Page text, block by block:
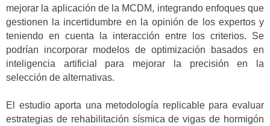
mejorar la aplicación de la MCDM, integrando enfoques que
gestionen la incertidumbre en la opinión de los expertos y
teniendo en cuenta la interacción entre los criterios. Se
podrían incorporar modelos de optimización basados en
inteligencia artificial para mejorar la precisión en la
selección de alternativas.
El estudio aporta una metodología replicable para evaluar
estrategias de rehabilitación sísmica de vigas de hormigón